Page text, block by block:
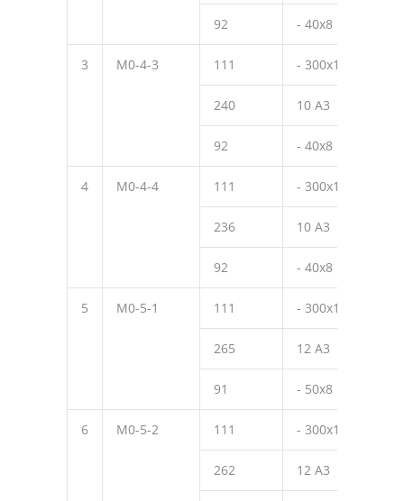
92 - 40х8
3 М0-4-3 111 - 300х10
240 10 А3
92 - 40х8
4 М0-4-4 111 - 300х10
236 10 А3
92 - 40х8
5 М0-5-1 111 - 300х10
265 12 А3
91 - 50х8
6 М0-5-2 111 - 300х10
262 12 А3